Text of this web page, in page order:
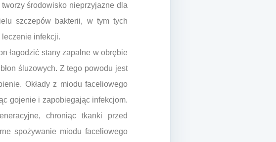
środowisko nieprzyjazne dla
szczepów bakterii, w tym tych
infekcji.
łagodzić stany zapalne w obrębie
śluzowych. Z tego powodu jest
Okłady z miodu faceliowego
gojenie i zapobiegając infekcjom.
chroniąc tkanki przed
spożywanie miodu faceliowego